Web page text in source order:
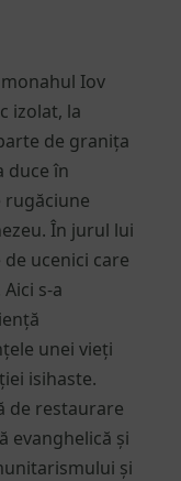
Iov
izolat, la
de granița
duce în
rugăciune
În jurul lui
ucenici care
s-a
unei vieți
isihaste.
de restaurare
evanghelică și
și